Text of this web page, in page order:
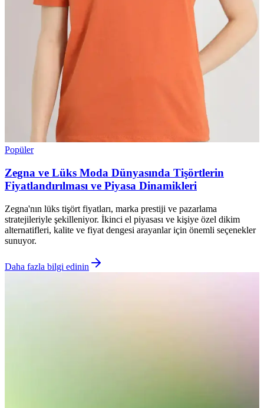
Popüler
Zegna ve Lüks Moda Dünyasında Tişörtlerin
Fiyatlandırılması ve Piyasa Dinamikleri
Zegna'nın lüks tişört fiyatları, marka prestiji ve pazarlama
stratejileriyle şekilleniyor. İkinci el piyasası ve kişiye özel dikim
alternatifleri, kalite ve fiyat dengesi arayanlar için önemli seçenekler
sunuyor.
Daha fazla bilgi edinin